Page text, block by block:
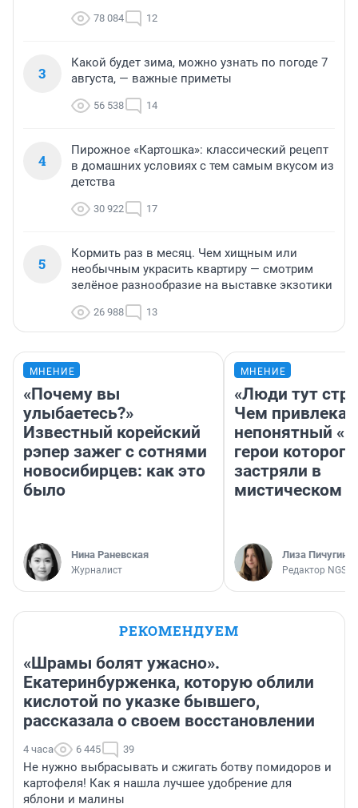
78 084 12
3
Какой будет зима, можно узнать по погоде 7
августа, — важные приметы
56 538 14
4
Пирожное «Картошка»: классический рецепт
в домашних условиях с тем самым вкусом из
детства
30 922 17
5
Кормить раз в месяц. Чем хищным или
необычным украсить квартиру — смотрим
зелёное разнообразие на выставке экзотики
26 988 13
МНЕНИЕ
«Почему вы
улыбаетесь?»
Известный корейский
рэпер зажег с сотнями
новосибирцев: как это
было
Нина Раневская
Журналист
МНЕНИЕ
«Люди тут
Чем
непонятный
герои которого
застряли в
мистическом
Лиза Пичугина
Редактор
РЕКОМЕНДУЕМ
«Шрамы болят ужасно».
Екатеринбурженка, которую облили
кислотой по указке бывшего,
рассказала о своем восстановлении
4 часа 6 445 39
Не нужно выбрасывать и сжигать ботву помидоров и
картофеля! Как я нашла лучшее удобрение для
яблони и малины